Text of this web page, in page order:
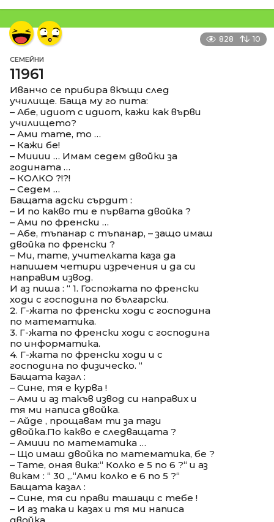
828 10
СЕМЕЙНИ
11961
Иванчо се прибира вкъщи след
училище. Баща му го пита:
– Абе, идиот с идиот, кажи как върви
училището?
– Ами тате, то …
– Кажи бе!
– Мииии … Имам седем двойки за
годината …
– КОЛКО ?!?!
– Седем …
Бащата адски сърдит :
– И по какво ти е първата двойка ?
– Ами по френски …
– Абе, тъпанар с тъпанар, – защо имаш
двойка по френски ?
– Ми, тате, учителката каза да
напишем четири изречения и да си
направим извод.
И аз пиша : “ 1. Госпожата по френски
ходи с господина по български.
2. Г-жата по френски ходи с господина
по математика.
3. Г-жата по френски ходи с господина
по информатика.
4. Г-жата по френски ходи и с
господина по физическо. “
Бащата казал :
– Сине, тя е курва !
– Ами и аз такъв извод си направих и
тя ми написа двойка.
– Айде , прощавам ти за тази
двойка.По какво е следващата ?
– Амиии по математика …
– Що имаш двойка по математика, бе ?
– Тате, оная вика:“ Колко е 5 по 6 ?“ и аз
викам : “ 30 „.“Ами колко е 6 по 5 ?“
Бащата казал :
– Сине, тя си прави ташаци с тебе !
– И аз така и казах и тя ми написа